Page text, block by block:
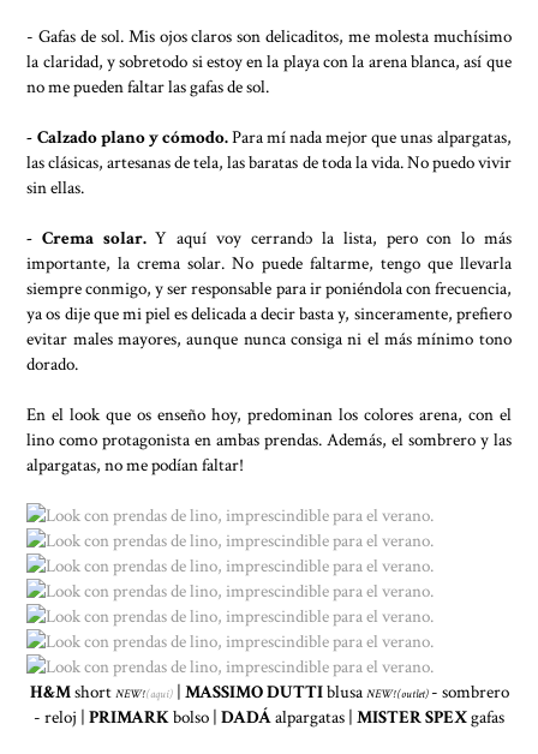
- Gafas de sol. Mis ojos claros son delicaditos, me molesta muchísimo
la claridad, y sobretodo si estoy en la playa con la arena blanca, así que
no me pueden faltar las gafas de sol.
- Calzado plano y cómodo.Para mí nada mejor que unas alpargatas,
las clásicas, artesanas de tela, las baratas de toda la vida. No puedo vivir
sin ellas.
- Crema solar.Y aquí voy cerrando la lista, pero con lo más
importante, la crema solar. No puede faltarme, tengo que llevarla
siempre conmigo, y ser responsable para ir poniéndola con frecuencia,
ya os dije que mi piel es delicada a decir basta y, sinceramente, prefiero
evitar males mayores, aunque nunca consiga ni el más mínimo tono
dorado.
En el look que os enseño hoy, predominan los colores arena, con el
lino como protagonista en ambas prendas. Además, el sombrero y las
alpargatas, no me podían faltar!
H&Mshort NEW!(aquí)| MASSIMO DUTTIblusa NEW! (outlet) - sombrero
- reloj | PRIMARKbolso | DADÁalpargatas | MISTER SPEXgafas